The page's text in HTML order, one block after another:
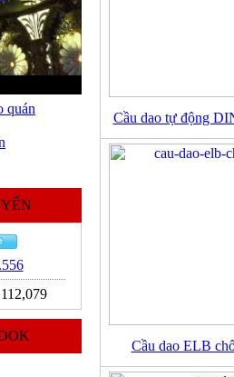
quán
Cầu dao tự động
Cầu dao ELB